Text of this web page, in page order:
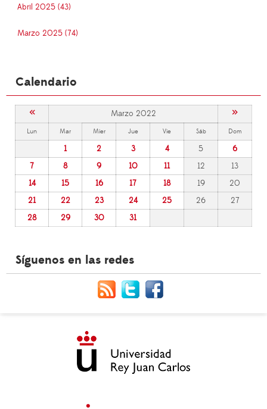
Abril 2025 (43)
Marzo 2025 (74)
Calendario
« Marzo 2022 »
Lun Mar Mier Jue Vie Sáb Dom
1 2 3 4 5
6
7
8 9 10 11 12
13
14
15 16 17 18 19
20
21
22 23 24 25 26
27
28
29 30 31
Síguenos en las redes